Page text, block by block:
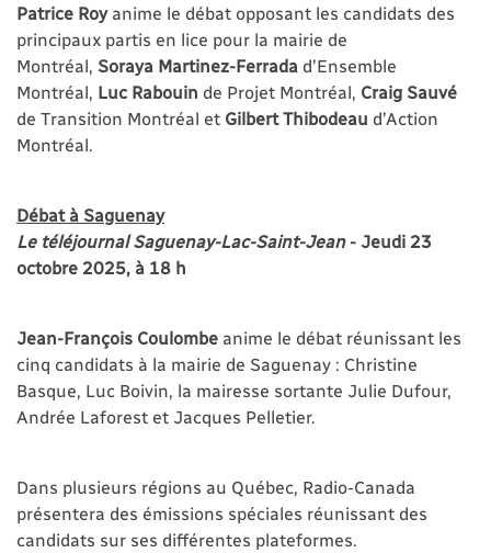
Patrice Royanime le débat opposant les candidats des
principaux partis en lice pour la mairie de
Montréal, Soraya Martinez-Ferrada d’Ensemble
Montréal, Luc Rabouin de Projet Montréal, Craig Sauvé
de Transition Montréal et Gilbert Thibodeau d’Action
Montréal.
Débat à Saguenay
Le téléjournal Saguenay-Lac-Saint-Jean - Jeudi 23
octobre 2025, à 18 h
Jean-François Coulombe anime le débat réunissant les
cinq candidats à la mairie de Saguenay : Christine
Basque, Luc Boivin, la mairesse sortante Julie Dufour,
Andrée Laforest et Jacques Pelletier.
Dans plusieurs régions au Québec, Radio-Canada
présentera des émissions spéciales réunissant des
candidats sur ses différentes plateformes.